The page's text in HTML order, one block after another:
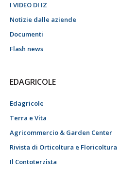
I VIDEO DI IZ
Notizie dalle aziende
Documenti
Flash news
EDAGRICOLE
Edagricole
Terra e Vita
Agricommercio & Garden Center
Rivista di Orticoltura e Floricoltura
Il Contoterzista